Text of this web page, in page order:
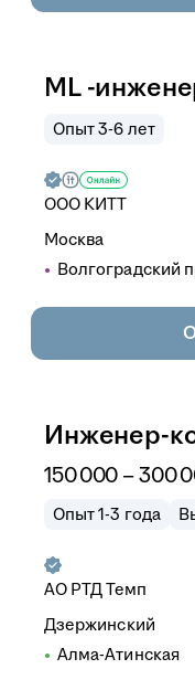
ML -
Опыт 3-6 лет
ООО КИТТ
Москва
Волгоградский
Инженер-
150 000 –300
Опыт 1-3 года
АО РТД Темп
Дзержинский
Алма-Атинская